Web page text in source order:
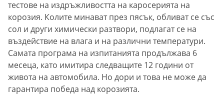
тестове на издръжливостта на каросерията на
корозия. Колите минават през пясък, обливат се със
сол и други химически разтвори, подлагат се на
въздействие на влага и на различни температури.
Самата програма на изпитанията продължава 6
месеца, като имитира следващите 12 години от
живота на автомобила. Но дори и това не може да
гарантира победа над корозията.